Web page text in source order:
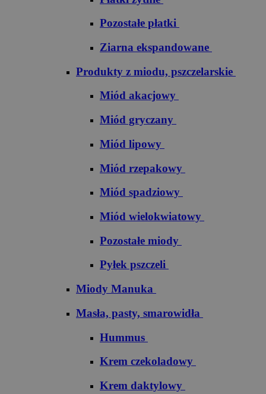
Pozostałe płatki
Ziarna ekspandowane
Produkty z miodu, pszczelarskie
Miód akacjowy
Miód gryczany
Miód lipowy
Miód rzepakowy
Miód spadziowy
Miód wielokwiatowy
Pozostałe miody
Pyłek pszczeli
Miody Manuka
Masła, pasty, smarowidła
Hummus
Krem czekoladowy
Krem daktylowy